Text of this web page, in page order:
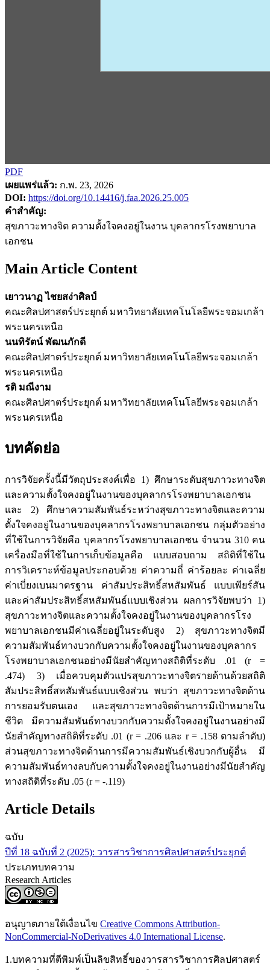
PDF
เผยแพร่แล้ว: ก.พ. 23, 2026
DOI: https://doi.org/10.14416/j.faa.2026.25.005
คำสำคัญ:
สุขภาวะทางจิต ความตั้งใจคงอยู่ในงาน บุคลากรโรงพยาบาล
เอกชน
Main Article Content
เยาวนาฏ ไชยสง่าศิลป์
คณะศิลปศาสตร์ประยุกต์ มหาวิทยาลัยเทคโนโลยีพระจอมเกล้า
พระนครเหนือ
นนทิรัตน์ พัฒนภักดี
คณะศิลปศาตร์ประยุกต์ มหาวิทยาลัยเทคโนโลยีพระจอมเกล้า
พระนครเหนือ
รติ มณีงาม
คณะศิลปศาตร์ประยุกต์ มหาวิทยาลัยเทคโนโลยีพระจอมเกล้า
พระนครเหนือ
บทคัดย่อ
การวิจัยครั้งนี้มีวัตถุประสงค์เพื่อ 1) ศึกษาระดับสุขภาวะทางจิต
และความตั้งใจคงอยู่ในงานของบุคลากรโรงพยาบาลเอกชน
และ 2) ศึกษาความสัมพันธ์ระหว่างสุขภาวะทางจิตและความ
ตั้งใจคงอยู่ในงานของบุคลากรโรงพยาบาลเอกชน กลุ่มตัวอย่าง
ที่ใช้ในการวิจัยคือ บุคลากรโรงพยาบาลเอกชน จำนวน 310 คน
เครื่องมือที่ใช้ในการเก็บข้อมูลคือ แบบสอบถาม สถิติที่ใช้ใน
การวิเคราะห์ข้อมูลประกอบด้วย ค่าความถี่ ค่าร้อยละ ค่าเฉลี่ย
ค่าเบี่ยงเบนมาตรฐาน ค่าสัมประสิทธิ์สหสัมพันธ์ แบบเพียร์สัน
และค่าสัมประสิทธิ์สหสัมพันธ์แบบเชิงส่วน ผลการวิจัยพบว่า 1)
สุขภาวะทางจิตและความตั้งใจคงอยู่ในงานของบุคลากรโรง
พยาบาลเอกชนมีค่าเฉลี่ยอยู่ในระดับสูง 2) สุขภาวะทางจิตมี
ความสัมพันธ์ทางบวกกับความตั้งใจคงอยู่ในงานของบุคลากร
โรงพยาบาลเอกชนอย่างมีนัยสำคัญทางสถิติที่ระดับ .01 (r =
.474) 3) เมื่อควบคุมตัวแปรสุขภาวะทางจิตรายด้านด้วยสถิติ
สัมประสิทธิ์สหสัมพันธ์แบบเชิงส่วน พบว่า สุขภาวะทางจิตด้าน
การยอมรับตนเอง และสุขภาวะทางจิตด้านการมีเป้าหมายใน
ชีวิต มีความสัมพันธ์ทางบวกกับความตั้งใจคงอยู่ในงานอย่างมี
นัยสำคัญทางสถิติที่ระดับ .01 (r = .206 และ r = .158 ตามลำดับ)
ส่วนสุขภาวะทางจิตด้านการมีความสัมพันธ์เชิงบวกกับผู้อื่น มี
ความสัมพันธ์ทางลบกับความตั้งใจคงอยู่ในงานอย่างมีนัยสำคัญ
ทางสถิติที่ระดับ .05 (r = -.119)
Article Details
ฉบับ
ปีที่ 18 ฉบับที่ 2 (2025): วารสารวิชาการศิลปศาสตร์ประยุกต์
ประเภทบทความ
Research Articles
อนุญาตภายใต้เงื่อนไข Creative Commons Attribution-
NonCommercial-NoDerivatives 4.0 International License.
1.บทความที่ตีพิมพ์เป็นลิขสิทธิ์ของวารสารวิชาการศิลปศาสตร์